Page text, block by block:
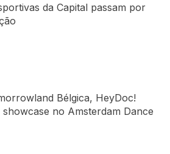
da Capital passam por
Bélgica, HeyDoc!
no Amsterdam Dance